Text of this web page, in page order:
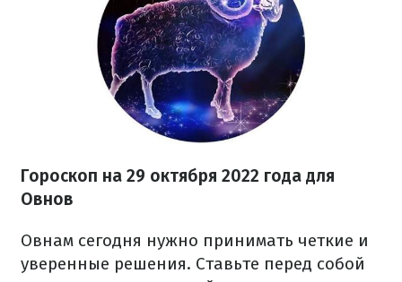
Гороскоп на 29 октября 2022 года для
Овнов
Овнам сегодня нужно принимать четкие и
уверенные решения. Ставьте перед собой